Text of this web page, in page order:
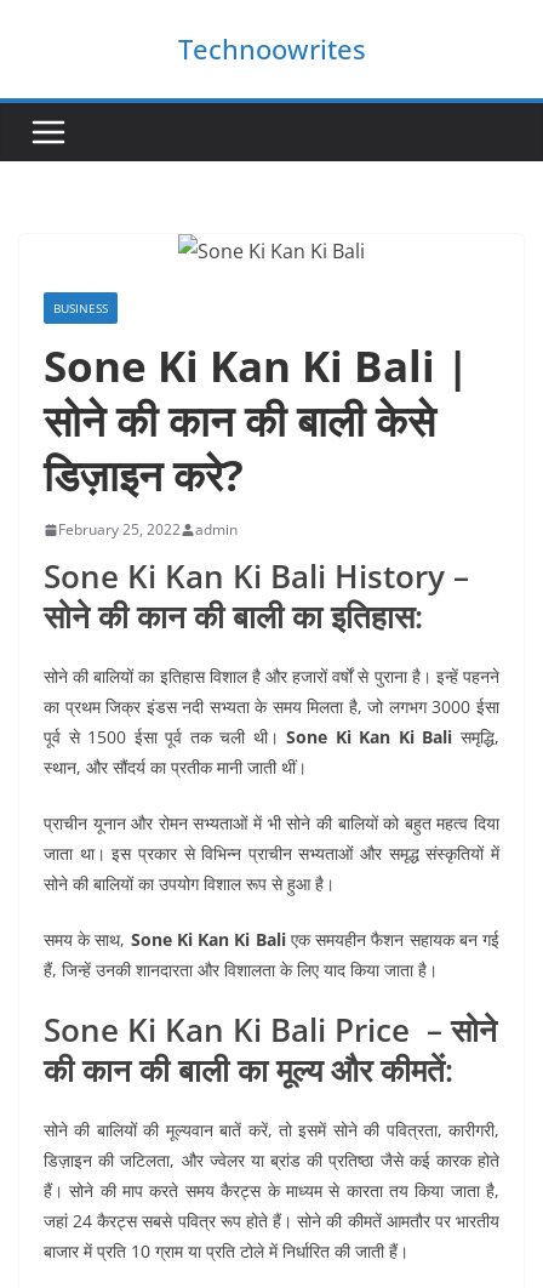
Technoowrites
BUSINESS
Sone Ki Kan Ki Bali |
सोने की कान की बाली केसे
डिज़ाइन करे?
February 25, 2022 admin
Sone Ki Kan Ki Bali History –
सोने की कान की बाली का इतिहास:
सोने की बालियों का इतिहास विशाल है और हजारों वर्षों से पुराना है। इन्हें पहनने
का प्रथम जिक्र इंडस नदी सभ्यता के समय मिलता है, जो लगभग 3000 ईसा
पूर्व से 1500 ईसा पूर्व तक चली थी।Sone Ki Kan Ki Bali समृद्धि,
स्थान, और सौंदर्य का प्रतीक मानी जाती थीं।
प्राचीन यूनान और रोमन सभ्यताओं में भी सोने की बालियों को बहुत महत्व दिया
जाता था। इस प्रकार से विभिन्न प्राचीन सभ्यताओं और समृद्ध संस्कृतियों में
सोने की बालियों का उपयोग विशाल रूप से हुआ है।
समय के साथ, Sone Ki Kan Ki Baliएक समयहीन फैशन सहायक बन गई
हैं, जिन्हें उनकी शानदारता और विशालता के लिए याद किया जाता है।
Sone Ki Kan Ki Bali Price – सोने
की कान की बाली का मूल्य और कीमतें:
सोने की बालियों की मूल्यवान बातें करें, तो इसमें सोने की पवित्रता, कारीगरी,
डिज़ाइन की जटिलता, और ज्वेलर या ब्रांड की प्रतिष्ठा जैसे कई कारक होते
हैं। सोने की माप करते समय कैरट्स के माध्यम से कारता तय किया जाता है,
जहां 24 कैरट्स सबसे पवित्र रूप होते हैं। सोने की कीमतें आमतौर पर भारतीय
बाजार में प्रति 10 ग्राम या प्रति टोले में निर्धारित की जाती हैं।